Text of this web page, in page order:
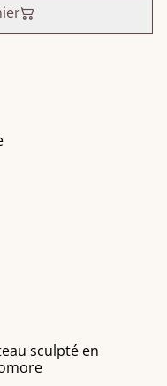
sculpté en